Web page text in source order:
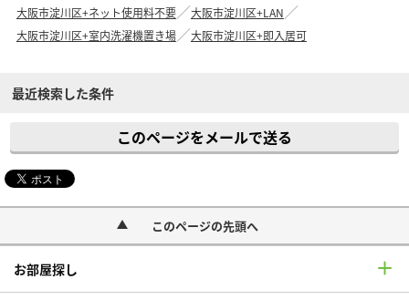
大阪市淀川区+ネット使用料不要
大阪市淀川区+LAN
大阪市淀川区+室内洗濯機置き場
大阪市淀川区+即入居可
最近検索した条件
このページをメールで送る
このページの先頭へ
お部屋探し